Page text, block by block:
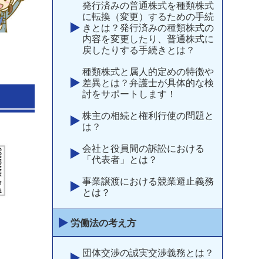
発行済みの普通株式を種類株式
に転換（変更）するための手続
きとは？発行済みの種類株式の
内容を変更したり、普通株式に
戻したりする手続きとは？
種類株式と属人的定めの特徴や
差異とは？弁護士が具体的な検
討をサポートします！
株主の相続と権利行使の問題と
は？
会社と役員間の訴訟における
「代表者」とは？
事業譲渡における競業避止義務
とは？
労働法の考え方
団体交渉の誠実交渉義務とは？